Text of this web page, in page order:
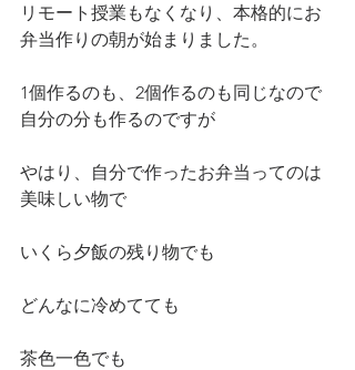
リモート授業もなくなり、本格的にお
弁当作りの朝が始まりました。
1個作るのも、2個作るのも同じなので
自分の分も作るのですが
やはり、自分で作ったお弁当ってのは
美味しい物で
いくら夕飯の残り物でも
どんなに冷めてても
茶色一色でも